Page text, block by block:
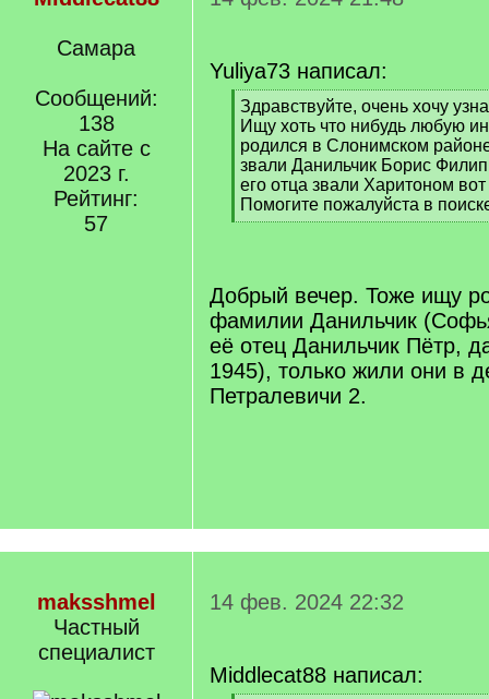
Самара
Сообщений:
138
На сайте с
2023 г.
Рейтинг:
57
Yuliya73 написал:
[
q
]
Здравствуйте, очень хочу
Ищу хоть что нибудь любую
родился в Слонимском
звали Данильчик Борис
его отца звали Харитоном
Помогите пожалуйста в
[
]
Добрый вечер. Тоже ищу
фамилии Данильчик
её отец Данильчик Пётр,
1945), только жили они в
Петралевичи 2.
maksshmel
Частный
специалист
14 фев. 2024 22:32
Middlecat88 написал: